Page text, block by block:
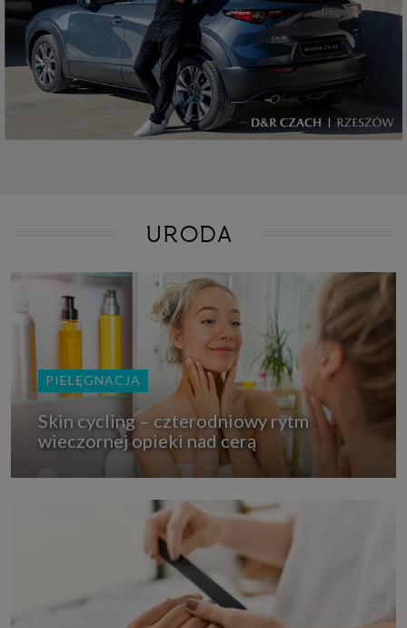
URODA
PIELĘGNACJA
Skin cycling – czterodniowy rytm
wieczornej opieki nad cerą